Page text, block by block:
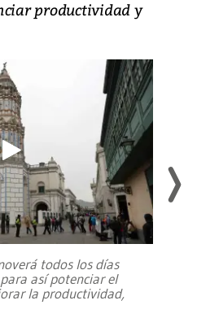
productividad y
todos los días
así potenciar el
la productividad,